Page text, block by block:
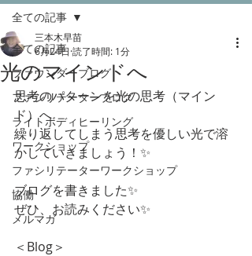
全ての記事
ファウンダーブログ
ファシリテーターブログ
ライトボディヒーリング
ワークショップ
ファシリテーターワークショップ
協働
メルマガ
全ての記事
光のマインドへ
三本木早苗
6月24日 読了時間: 1分
思考のパターンを光の思考（マイン
ド）へ
繰り返してしまう思考を優しい光で溶
かしていきましょう！✨
ブログを書きました✨
ぜひ、お読みください✨
＜Blog＞